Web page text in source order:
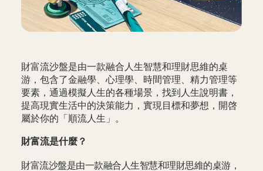
財富流沙盤是由一款融合人生智慧和理財思維的桌
游，包含了金融學、心理學、時間管理、精力管理等
要素，通過模擬人生的各種場景，找到人生說明書，
提高現實生活中的決策能力，實現目標和夢想，開啓
屬於你的「順流人生」。
財富流是什麼？
財富流沙盤是由一款融合人生智慧和理財思維的桌游，